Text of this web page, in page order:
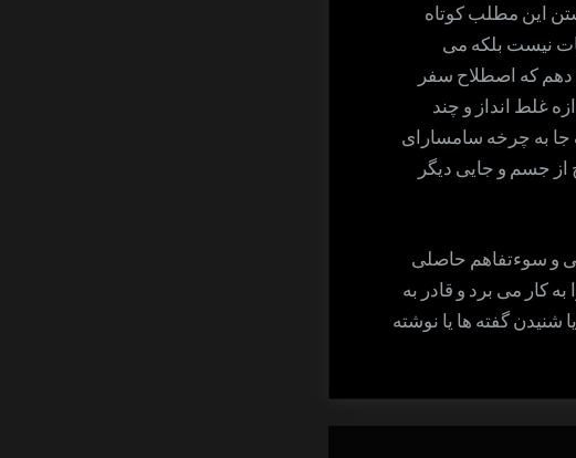
این مطلب کوتاه
نیست بلکه می
که اصطلاح سفر
غلط انداز و چند
به چرخه سامسارای
از جسم و جایی دیگر
و سوءتفاهم حاصلی
کار می برد و قادر به
گفته ها یا نوشته